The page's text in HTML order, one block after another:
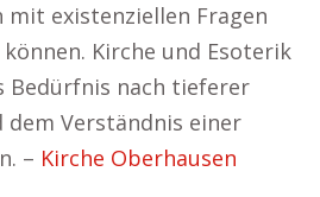
mit existenziellen Fragen
Kirche und Esoterik
Bedürfnis nach tieferer
Verständnis einer
– Kirche Oberhausen